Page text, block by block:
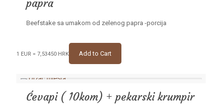
papra
Beefstake sa umakom od zelenog papra -porcija
1 EUR = 7,53450 HRK Add to Cart
Ćevapi ( 10kom) + pekarski krumpir